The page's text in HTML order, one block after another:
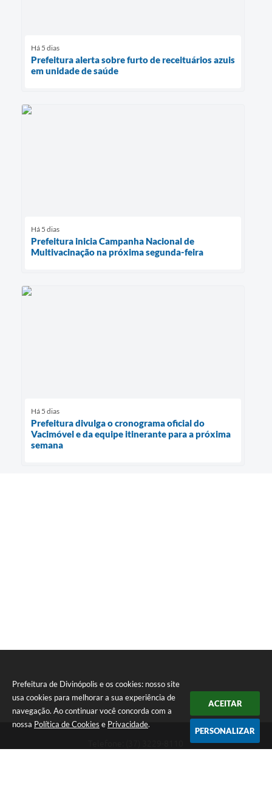
Prefeitura de Divinópolis e os cookies: nosso site
usa cookies para melhorar a sua experiência de
navegação. Ao continuar você concorda com a
nossa Política de Cookies e Privacidade.
ACEITAR
PERSONALIZAR
Há 5 dias
Prefeitura alerta sobre furto de receituários azuis
em unidade de saúde
Há 5 dias
Prefeitura inicia Campanha Nacional de
Multivacinação na próxima segunda-feira
Há 5 dias
Prefeitura divulga o cronograma oficial do
Vacimóvel e da equipe itinerante para a próxima
semana